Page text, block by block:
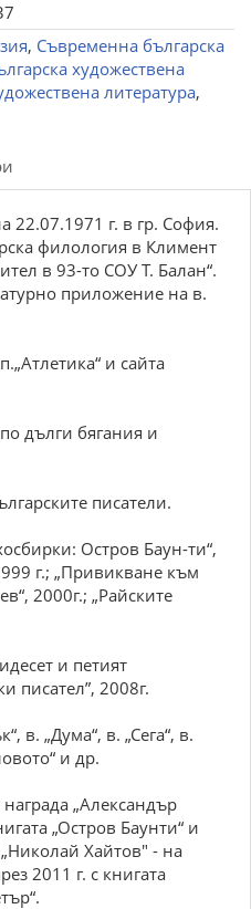
, Съвременна българска
художествена
литература,
22.07.1971 г. в гр. София.
филология в Климент
в 93-то СОУ Т. Балан“.
приложение на в.
и сайта
дълги бягания и
писатели.
Остров Баун-ти“,
г.; „Привикване към
2000г.; „Райските
и петият
писател”, 2008г.
в. „Дума“, в. „Сега“, в.
и др.
„Александър
„Остров Баунти“ и
Хайтов" - на
2011 г. с книгата